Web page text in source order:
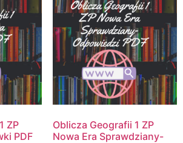
ZP
PDF
Oblicza Geografii 1 ZP
Nowa Era Sprawdziany-